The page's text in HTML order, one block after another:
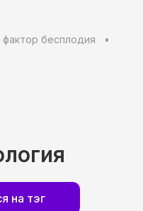
бесплодия
на тэг